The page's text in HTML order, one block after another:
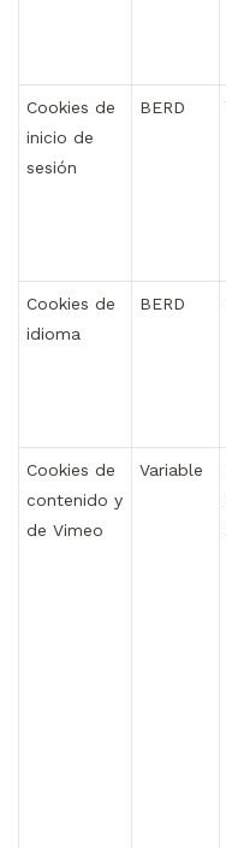
Cookies de
inicio de
sesión
BERD
Cookies de
idioma
BERD
Cookies de
contenido y
de Vimeo
Variable